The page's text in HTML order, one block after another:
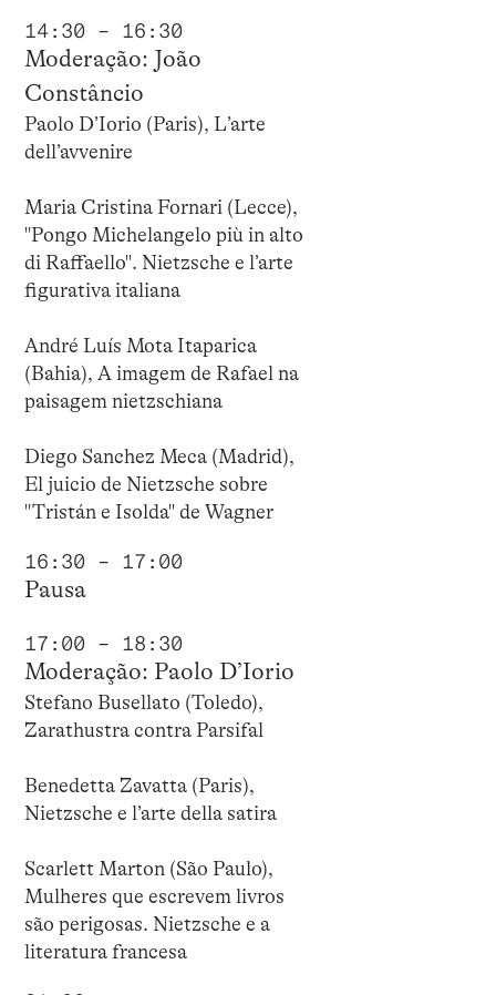
14:30 – 16:30
Moderação: João
Constâncio
Paolo D’Iorio (Paris), L’arte
dell’avvenire
Maria Cristina Fornari (Lecce),
"Pongo Michelangelo più in alto
di Raffaello". Nietzsche e l’arte
figurativa italiana
André Luís Mota Itaparica
(Bahia), A imagem de Rafael na
paisagem nietzschiana
Diego Sanchez Meca (Madrid),
El juicio de Nietzsche sobre
"Tristán e Isolda" de Wagner
16:30 – 17:00
Pausa
17:00 – 18:30
Moderação: Paolo D’Iorio
Stefano Busellato (Toledo),
Zarathustra contra Parsifal
Benedetta Zavatta (Paris),
Nietzsche e l’arte della satira
Scarlett Marton (São Paulo),
Mulheres que escrevem livros
são perigosas. Nietzsche e a
literatura francesa